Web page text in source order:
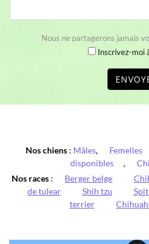
Nous ne partagerons jamais
Inscrivez-moi
Nos chiens : Mâles, Femelles
disponibles
,
Nos races : Berger belge
de tulear
Shih tzu
terrier